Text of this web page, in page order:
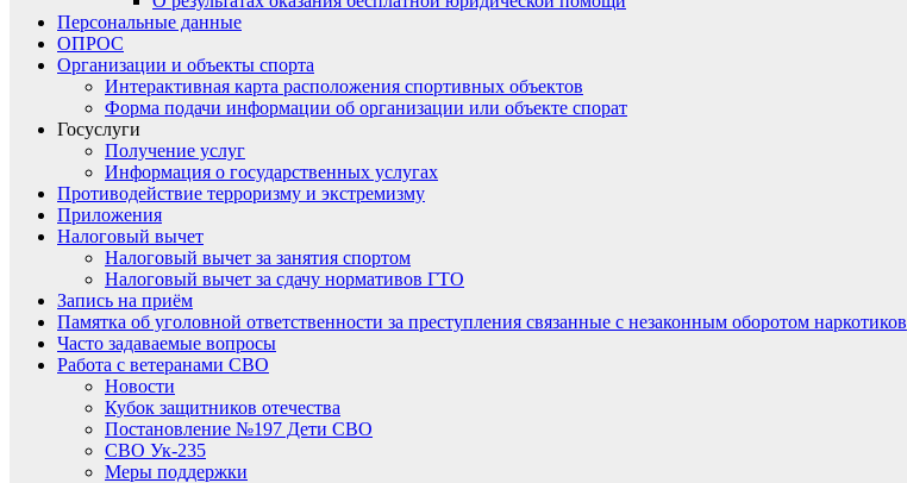
Персональные данные
ОПРОС
Организации и объекты спорта
Интерактивная карта расположения спортивных объектов
Форма подачи информации об организации или объекте спорат
Госуслуги
Получение услуг
Информация о государственных услугах
Противодействие терроризму и экстремизму
Приложения
Налоговый вычет
Налоговый вычет за занятия спортом
Налоговый вычет за сдачу нормативов ГТО
Запись на приём
Памятка об уголовной ответственности за преступления связанные с незаконным оборотом наркотиков
Часто задаваемые вопросы
Работа с ветеранами СВО
Новости
Кубок защитников отечества
Постановление №197 Дети СВО
СВО Ук-235
Меры поддержки